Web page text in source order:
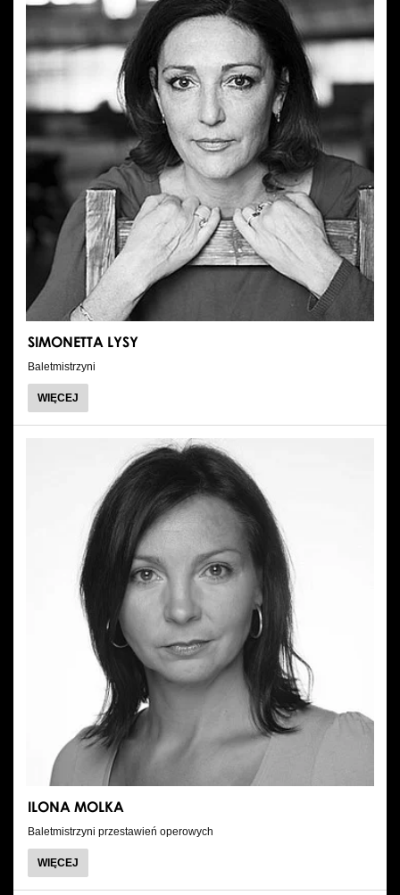
SIMONETTA LYSY
Baletmistrzyni
WIĘCEJ
SIMONETTA
ILONA MOLKA
Baletmistrzyni przestawień operowych
WIĘCEJ
ILONA